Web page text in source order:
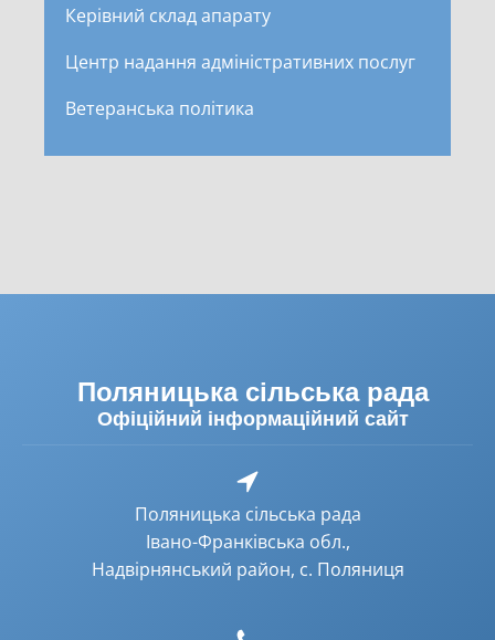
Керівний склад апарату
Центр надання адміністративних послуг
Ветеранська політика
Поляницька сільська рада
Офіційний інформаційний сайт
Поляницька сільська рада
Івано-Франківська обл.,
Надвірнянський район, с. Поляниця